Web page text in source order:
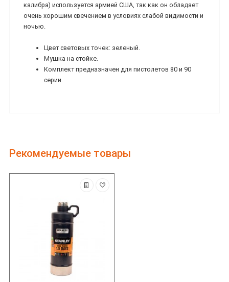
калибра) используется армией США, так как он обладает
очень хорошим свечением в условиях слабой видимости и
ночью.
Цвет световых точек: зеленый.
Мушка на стойке.
Комплект предназначен для пистолетов 80 и 90
серии.
Рекомендуемые товары